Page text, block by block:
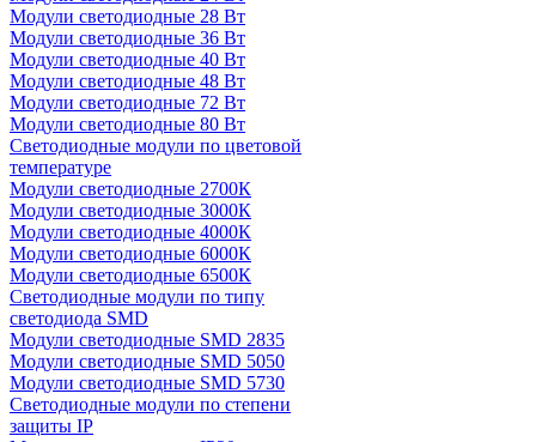
Модули светодиодные 28 Вт
Модули светодиодные 36 Вт
Модули светодиодные 40 Вт
Модули светодиодные 48 Вт
Модули светодиодные 72 Вт
Модули светодиодные 80 Вт
Светодиодные модули по цветовой
температуре
Модули светодиодные 2700К
Модули светодиодные 3000К
Модули светодиодные 4000К
Модули светодиодные 6000К
Модули светодиодные 6500К
Светодиодные модули по типу
светодиода SMD
Модули светодиодные SMD 2835
Модули светодиодные SMD 5050
Модули светодиодные SMD 5730
Светодиодные модули по степени
защиты IP